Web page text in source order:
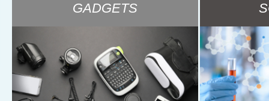
GADGETS